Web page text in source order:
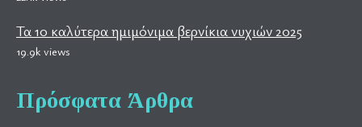
Τα 10 καλύτερα ημιμόνιμα βερνίκια νυχιών 2025
19.9k views
Πρόσφατα Άρθρα